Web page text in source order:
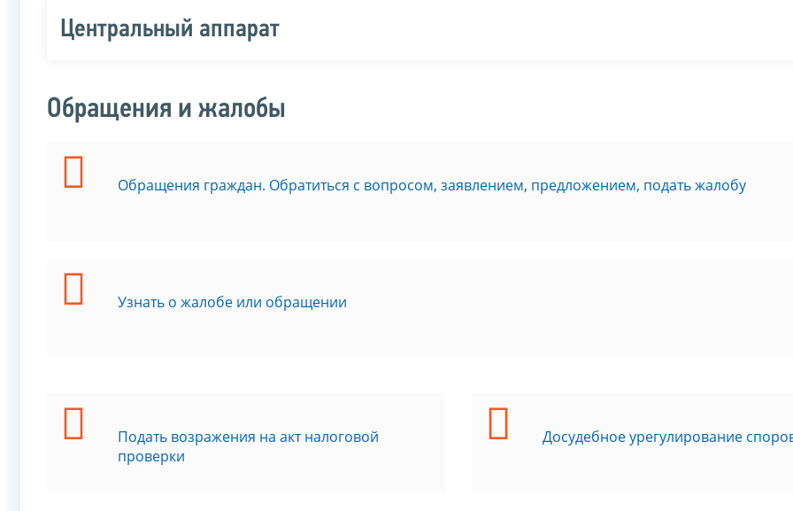
Центральный аппарат
Обращения и жалобы
Обращения граждан. Обратиться с вопросом, заявлением, предложением, подать жалобу
Узнать о жалобе или обращении
Подать возражения на акт налоговой
проверки
Досудебное урегулирование